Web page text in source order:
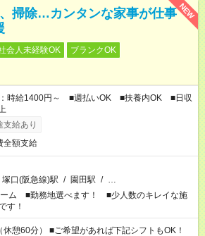
NEW
、掃除…カンタンな家事が仕事
会人未経験OK
ブランクOK
：時給1400円～ ■週払いOK ■扶養内OK ■日収
支給あり
全額支給
塚口(阪急線)駅 / 園田駅 / …
ーム ■勤務地選べます！ ■少人数のキレイな施
す！
あれば下記シフトもOK！